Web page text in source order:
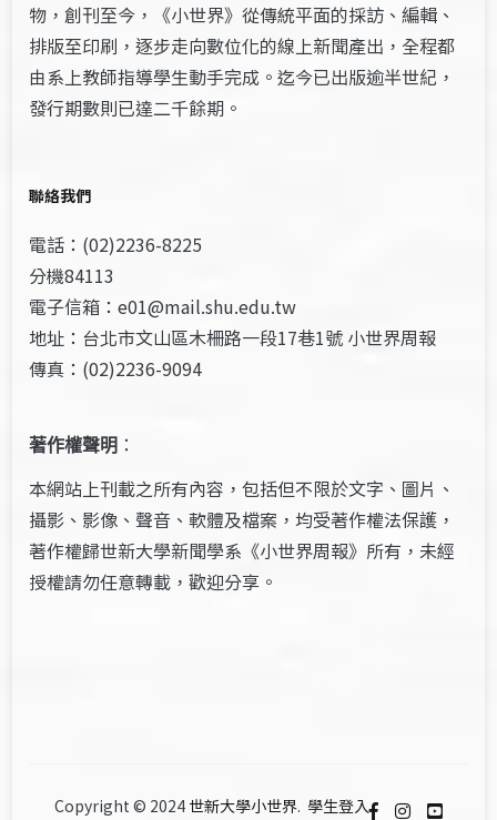
物，創刊至今，《小世界》從傳統平面的採訪、編輯、
排版至印刷，逐步走向數位化的線上新聞產出，全程都
由系上教師指導學生動手完成。迄今已出版逾半世紀，
發行期數則已達二千餘期。
聯絡我們
電話：(02)2236-8225
分機84113
電子信箱：e01@mail.shu.edu.tw
地址：台北市文山區木柵路一段17巷1號 小世界周報
傳真：(02)2236-9094
著作權聲明 ：
本網站上刊載之所有內容，包括但不限於文字、圖片、
攝影、影像、聲音、軟體及檔案，均受著作權法保護，
著作權歸世新大學新聞學系《小世界周報》所有，未經
授權請勿任意轉載，歡迎分享。
Copyright © 2024 世新大學小世界. 學生登入